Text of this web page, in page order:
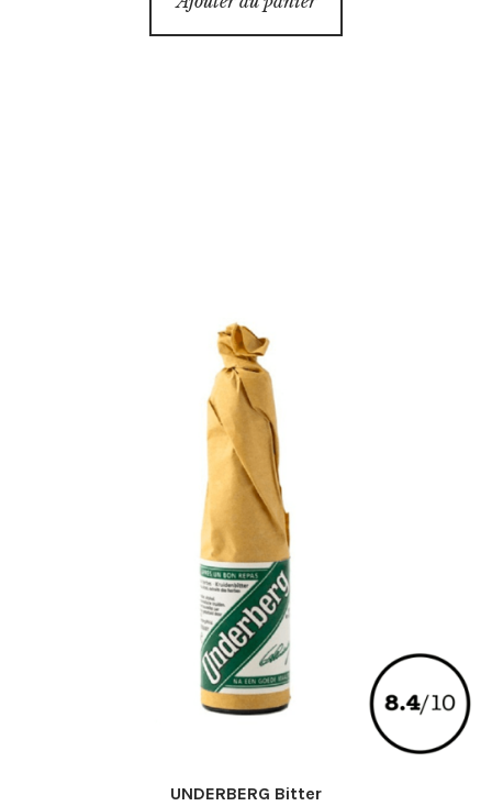
UNDERBERG Bitter